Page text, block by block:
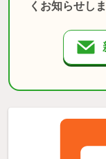
くお知らせし